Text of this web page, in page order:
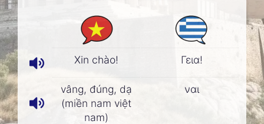
Xin chào! Γεια!
vâng, đúng, dạ
(miền nam việt
nam)
ναι